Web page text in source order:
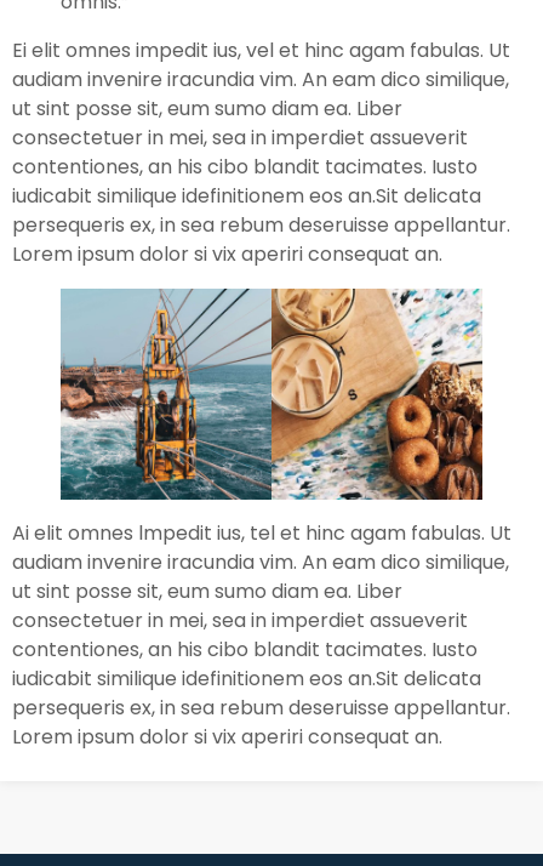
Ei elit omnes impedit ius, vel et hinc agam fabulas. Ut
audiam invenire iracundia vim. An eam dico similique,
ut sint posse sit, eum sumo diam ea. Liber
consectetuer in mei, sea in imperdiet assueverit
contentiones, an his cibo blandit tacimates. Iusto
iudicabit similique idefinitionem eos an.Sit delicata
persequeris ex, in sea rebum deseruisse appellantur.
Lorem ipsum dolor si vix aperiri consequat an.
Ai elit omnes lmpedit ius, tel et hinc agam fabulas. Ut
audiam invenire iracundia vim. An eam dico similique,
ut sint posse sit, eum sumo diam ea. Liber
consectetuer in mei, sea in imperdiet assueverit
contentiones, an his cibo blandit tacimates. Iusto
iudicabit similique idefinitionem eos an.Sit delicata
persequeris ex, in sea rebum deseruisse appellantur.
Lorem ipsum dolor si vix aperiri consequat an.